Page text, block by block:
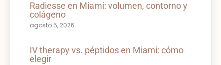
Radiesse en Miami: volumen, contorno y
colágeno
agosto 5, 2026
IV therapy vs. péptidos en Miami: cómo
elegir